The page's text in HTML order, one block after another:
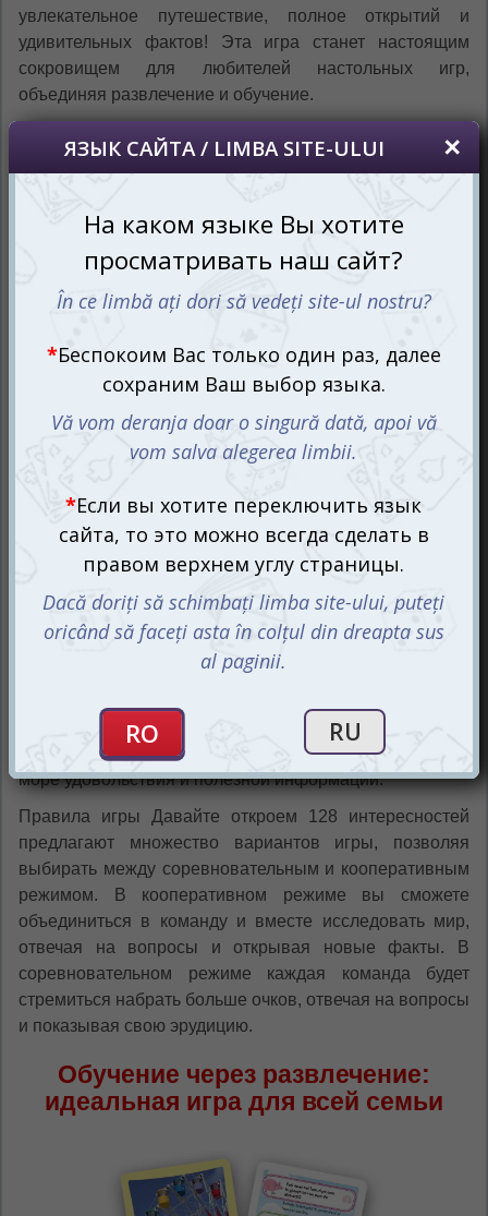
увлекательное путешествие, полное открытий и
удивительных фактов! Эта игра станет настоящим
сокровищем для любителей настольных игр,
объединяя развлечение и обучение.
захватывающих открытий, открывая интересные
это шаг навстречу новым знаниям?
Увлекательные факты: каждый ход
— новое открытие
Игра Давайте откроем 128 интересностей предлагает
игрокам погрузиться в мир загадок и открытий. Каждая
карточка в игре — это маленький кладезь знаний,
который откроет перед вами удивительные факты и
неожиданные подробности о нашем мире. От древних
удивительных животных до уникальных природных
явлений — эта игра познакомит вас с самыми
интересными и захватывающими аспектами нашей
Играйте в команде или соревнуйтесь друг с другом,
отвечая на вопросы и открывая новые факты. Каждый
правильний ответ — это шаг к победе и возможность
128 интересностей — это не просто игра, а настоящее
путешествие по миру знаний, которое принесет вам
море удовольствия и полезной информации.
Правила игры Давайте откроем 128 интересностей
предлагают множество вариантов игры, позволяя
выбирать между соревновательным и кооперативным
режимом. В кооперативном режиме вы сможете
объединиться в команду и вместе исследовать мир,
отвечая на вопросы и открывая новые факты. В
соревновательном режиме каждая команда будет
стремиться набрать больше очков, отвечая на вопросы
и показывая свою эрудицию.
Обучение через развлечение:
идеальная игра для всей семьи